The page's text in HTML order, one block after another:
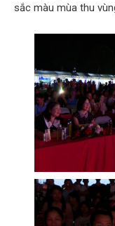
sắc màu mùa thu